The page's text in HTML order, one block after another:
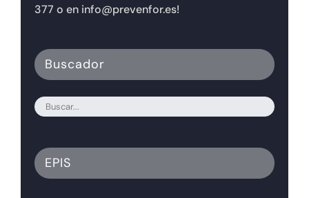
377 o en info@prevenfor.es!
Buscador
EPIS